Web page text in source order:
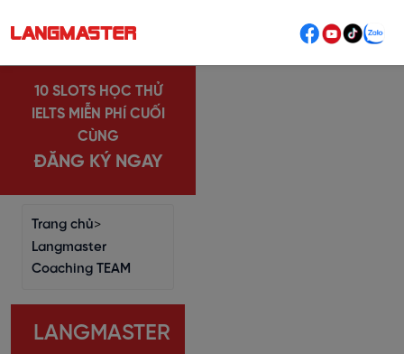
10 SLOTS HỌC THỬ
IELTS MIỄN PHÍ CUỐI
CÙNG
ĐĂNG KÝ NGAY
Trang chủ>
Langmaster
Coaching TEAM
LANGMASTER